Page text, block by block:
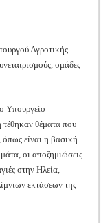
Αγροτικής
ομάδες
Υπουργείο
θέματα που
όπως είναι η βασική
οι αποζημιώσεις
στην Ηλεία,
εκτάσεων της